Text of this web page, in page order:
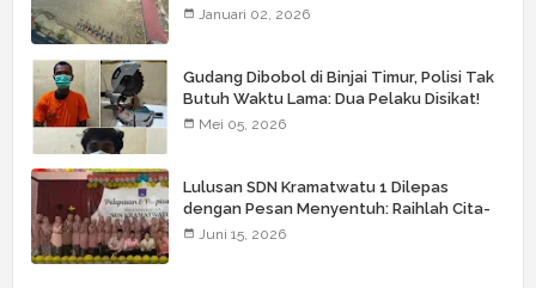
Januari 02, 2026
Gudang Dibobol di Binjai Timur, Polisi Tak
Butuh Waktu Lama: Dua Pelaku Disikat!
Mei 05, 2026
Lulusan SDN Kramatwatu 1 Dilepas
dengan Pesan Menyentuh: Raihlah Cita-
Cita Setinggi Langit
Juni 15, 2026